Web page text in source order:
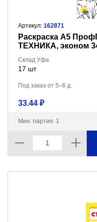
Артикул: 162871
Раскраска А5
ТЕХНИКА, эконом
Склад Уфа
17 шт
Под заказ от 5–6 д.
33.44 ₽
Мин. партия: 1